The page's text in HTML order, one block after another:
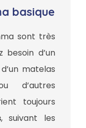
basique
sont très
besoin d’un
matelas
d’autres
toujours
, suivant les